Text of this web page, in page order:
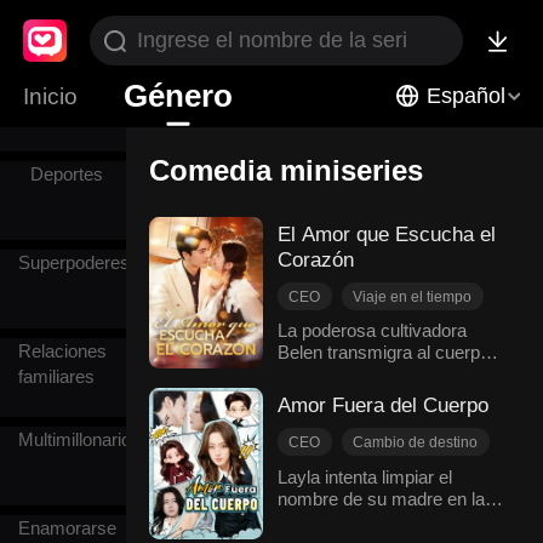
Inicio Género Español
secreto
Suegra
Deportes
Superpoderes
Relaciones
familiares
Multimillonario
Enamorarse
Comedia miniseries
El Amor que Escucha el
Corazón
CEO
Viaje en el tiempo
Fantasía
Comedia
Consentida del grupo
La poderosa cultivadora
Belen transmigra al cuerpo
divorciada. Su nueva familia
tiene un secreto: pueden
escuchar sus
mientras se burla
mentalmente del trágico
Amor Fuera del Cuerpo
CEO
Cambio de destino
El amor nace con el tiempo
Comedia
Layla intenta limpiar el
nombre de su madre en la